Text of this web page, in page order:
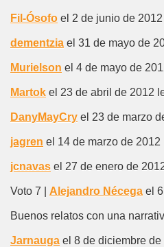
Fil-Ósofo el 2 de junio de
dementzia el 31 de mayo de
Murielson el 4 de mayo de
Martok el 23 de abril de 2012
DanyMayCry el 23 de marzo
jagren el 14 de marzo de 2012
jcnavas el 27 de enero de
Voto 7 | Alejandro Nécega el
Buenos relatos con una
Jarnauga el 8 de diciembre